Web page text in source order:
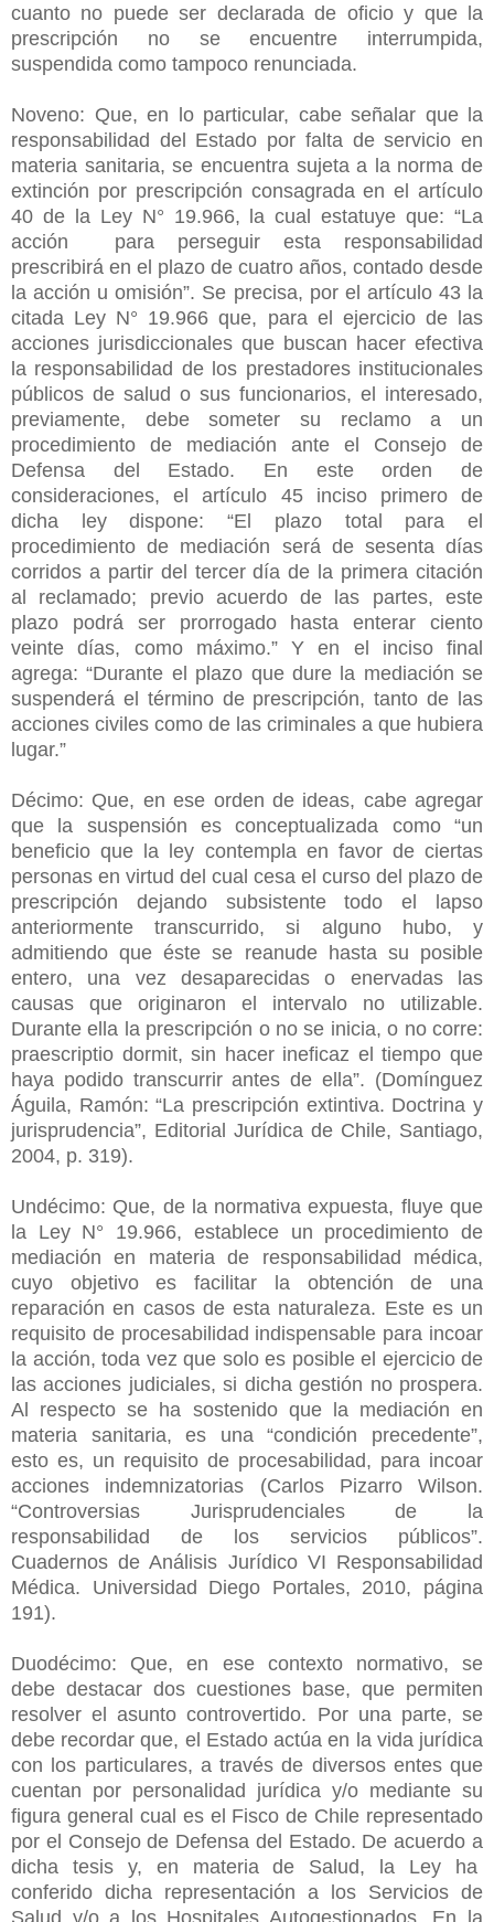
cuanto no puede ser declarada de oficio y que la
prescripción no se encuentre interrumpida,
suspendida como tampoco renunciada.
Noveno: Que, en lo particular, cabe señalar que la
responsabilidad del Estado por falta de servicio en
materia sanitaria, se encuentra sujeta a la norma de
extinción por prescripción consagrada en el artículo
40 de la Ley N° 19.966, la cual estatuye que: “La
acción para perseguir esta responsabilidad
prescribirá en el plazo de cuatro años, contado desde
la acción u omisión”. Se precisa, por el artículo 43 la
citada Ley N° 19.966 que, para el ejercicio de las
acciones jurisdiccionales que buscan hacer efectiva
la responsabilidad de los prestadores institucionales
públicos de salud o sus funcionarios, el interesado,
previamente, debe someter su reclamo a un
procedimiento de mediación ante el Consejo de
Defensa del Estado. En este orden de
consideraciones, el artículo 45 inciso primero de
dicha ley dispone: “El plazo total para el
procedimiento de mediación será de sesenta días
corridos a partir del tercer día de la primera citación
al reclamado; previo acuerdo de las partes, este
plazo podrá ser prorrogado hasta enterar ciento
veinte días, como máximo.” Y en el inciso final
agrega: “Durante el plazo que dure la mediación se
suspenderá el término de prescripción, tanto de las
acciones civiles como de las criminales a que hubiera
lugar.”
Décimo: Que, en ese orden de ideas, cabe agregar
que la suspensión es conceptualizada como “un
beneficio que la ley contempla en favor de ciertas
personas en virtud del cual cesa el curso del plazo de
prescripción dejando subsistente todo el lapso
anteriormente transcurrido, si alguno hubo, y
admitiendo que éste se reanude hasta su posible
entero, una vez desaparecidas o enervadas las
causas que originaron el intervalo no utilizable.
Durante ella la prescripción o no se inicia, o no corre:
praescriptio dormit, sin hacer ineficaz el tiempo que
haya podido transcurrir antes de ella”. (Domínguez
Águila, Ramón: “La prescripción extintiva. Doctrina y
jurisprudencia”, Editorial Jurídica de Chile, Santiago,
2004, p. 319).
Undécimo: Que, de la normativa expuesta, fluye que
la Ley N° 19.966, establece un procedimiento de
mediación en materia de responsabilidad médica,
cuyo objetivo es facilitar la obtención de una
reparación en casos de esta naturaleza. Este es un
requisito de procesabilidad indispensable para incoar
la acción, toda vez que solo es posible el ejercicio de
las acciones judiciales, si dicha gestión no prospera.
Al respecto se ha sostenido que la mediación en
materia sanitaria, es una “condición precedente”,
esto es, un requisito de procesabilidad, para incoar
acciones indemnizatorias (Carlos Pizarro Wilson.
“Controversias Jurisprudenciales de la
responsabilidad de los servicios públicos”.
Cuadernos de Análisis Jurídico VI Responsabilidad
Médica. Universidad Diego Portales, 2010, página
191).
Duodécimo: Que, en ese contexto normativo, se
debe destacar dos cuestiones base, que permiten
resolver el asunto controvertido. Por una parte, se
debe recordar que, el Estado actúa en la vida jurídica
con los particulares, a través de diversos entes que
cuentan por personalidad jurídica y/o mediante su
figura general cual es el Fisco de Chile representado
por el Consejo de Defensa del Estado. De acuerdo a
dicha tesis y, en materia de Salud, la Ley ha
conferido dicha representación a los Servicios de
Salud y/o a los Hospitales Autogestionados. En la